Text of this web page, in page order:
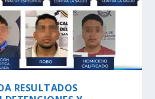
RESULTADOS